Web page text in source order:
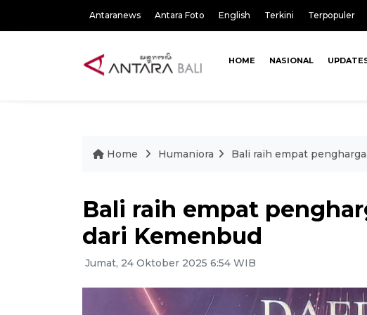
Antaranews Antara Foto English Terkini Terpopuler
HOME NASIONAL
Home Humaniora Bali raih empat
Bali raih empat
dari Kemenbud
Jumat, 24 Oktober 2025 6:54 WIB